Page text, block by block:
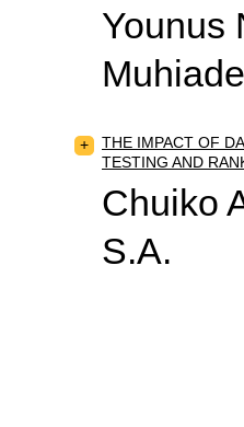
Younus
+
THE IMPACT OF
TESTING AND
Chuiko
S.A.